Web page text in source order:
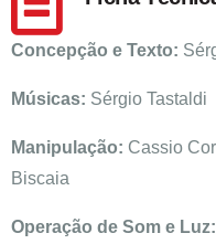
Concepção e Texto:
Músicas: Sérgio Tastaldi
Manipulação: Cassio
Biscaia
Operação de Som e Luz: